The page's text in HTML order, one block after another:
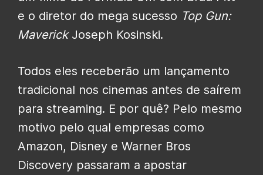
e o diretor do mega sucesso Top Gun:
MaverickJoseph Kosinski.
Todos eles receberão um lançamento
tradicional nos cinemas antes de saírem
para streaming. E por quê? Pelo mesmo
motivo pelo qual empresas como
Amazon, Disney e Warner Bros
Discovery passaram a apostar